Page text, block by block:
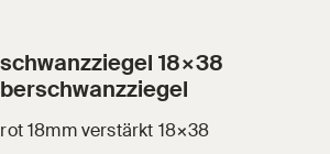
18×38
18mm verstärkt 18×38